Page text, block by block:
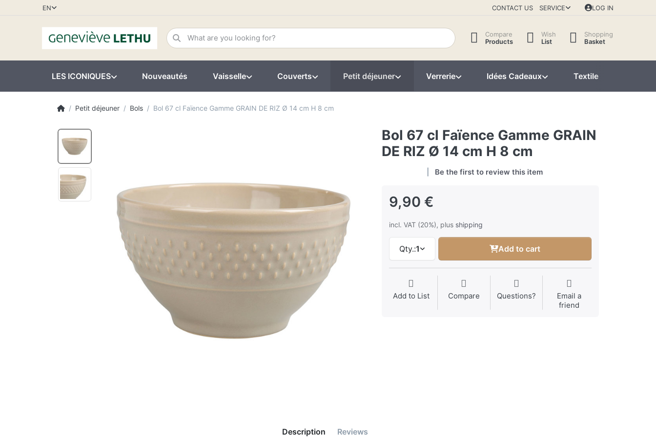
EN CONTACT US SERVICE LOG IN
Compare
Products
Wish
List
Shopping
Basket
LES ICONIQUES Nouveautés Vaisselle Couverts Petit déjeuner Verrerie Idées Cadeaux Textile
Petit déjeuner Bols Bol 67 cl Faïence Gamme GRAIN DE RIZ Ø 14 cm H 8 cm
Bol 67 cl Faïence Gamme GRAIN
DE RIZ Ø 14 cm H 8 cm
Be the first to review this item
9,90 €
incl. VAT (20%), plus shipping
Qty.:1 Add to cart
Add to List Compare Questions?
Email a
friend
Description Reviews